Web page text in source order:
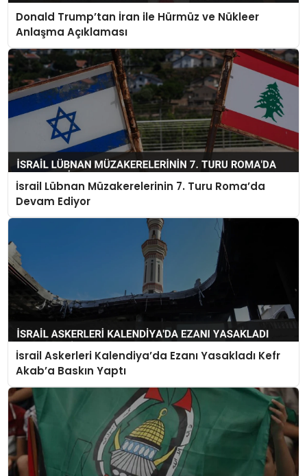
Donald Trump’tan İran ile Hürmüz ve Nükleer
Anlaşma Açıklaması
İsrail Lübnan Müzakerelerinin 7. Turu Roma’da
Devam Ediyor
İsrail Askerleri Kalendiya’da Ezanı Yasakladı Kefr
Akab’a Baskın Yaptı